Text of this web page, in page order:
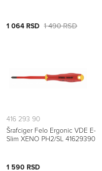
1 064 RSD 1 490 RSD
416 293 90
Šrafciger Felo Ergonic VDE E-
Slim XENO PH2/SL 41629390
1 590 RSD